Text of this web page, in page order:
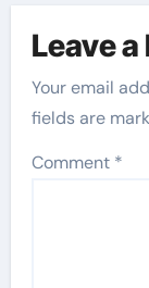
Leave a
Your email
fields are
Comment *